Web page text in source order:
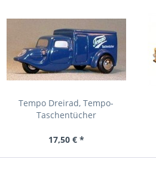
Tempo Dreirad, Tempo-
Taschentücher
17,50 € *